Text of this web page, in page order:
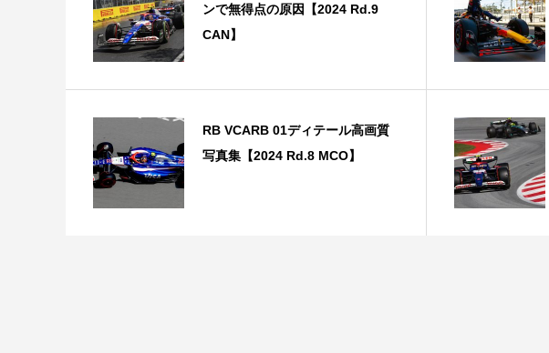
ンで無得点の原因【2024 Rd.9
CAN】
RB VCARB 01ディテール高画質
写真集【2024 Rd.8 MCO】